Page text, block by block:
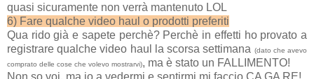
quasi sicuramente non verrà mantenuto LOL
6) Fare qualche video haul o prodotti preferiti
Qua rido già e sapete perchè? Perchè in effetti ho provato a
registrare qualche video haul la scorsa settimana (dato che avevo
comprato delle cose che volevo mostrarvi), ma è stato un FALLIMENTO!
Non so voi, ma io a vedermi e sentirmi mi faccio CA GA RE!